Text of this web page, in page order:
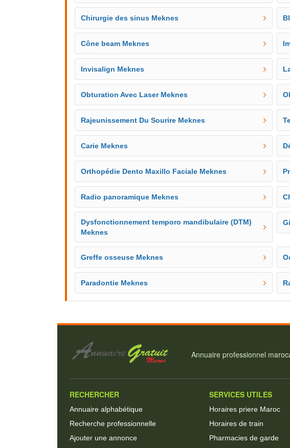
Chirurgie des sinus Meknes
Cône beam Meknes
Invisalign Meknes
Obturation Avec Laser Meknes
Rajeunissement Du Sourire Meknes
Carie Meknes
Orthopédie Dento Maxillo Faciale Meknes
Radio panoramique Meknes
Dysfonctionnement temporo mandibulaire (DTM)
Meknes
Greffe osseuse Meknes
Paradontie Meknes
Annuaire professionnel
RECHERCHER
Annuaire alphabétique
Recherche professionnelle
Ajouter une annonce
SERVICES UTILES
Horaires priere Maroc
Horaires de train
Pharmacies de garde